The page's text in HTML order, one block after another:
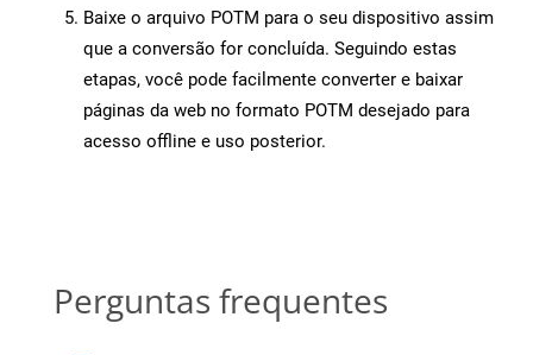
Baixe o arquivo POTM para o seu dispositivo assim
que a conversão for concluída. Seguindo estas
etapas, você pode facilmente converter e baixar
páginas da web no formato POTM desejado para
acesso offline e uso posterior.
Perguntas frequentes